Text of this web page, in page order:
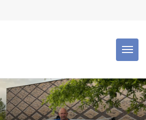
"Schone lucht is gezonde